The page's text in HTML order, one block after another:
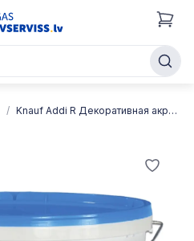
Knauf Addi R Декоративная акриловая штукатурка «дождик»